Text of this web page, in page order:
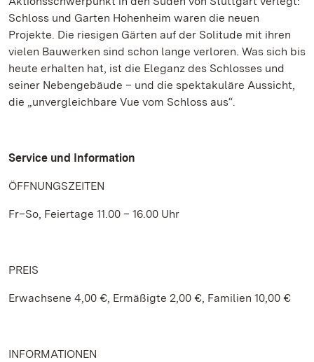
Schloss und Garten Hohenheim waren die neuen
Projekte. Die riesigen Gärten auf der Solitude mit ihren
vielen Bauwerken sind schon lange verloren. Was sich bis
heute erhalten hat, ist die Eleganz des Schlosses und
seiner Nebengebäude – und die spektakuläre Aussicht,
die „unvergleichbare Vue vom Schloss aus“.
Service und Information
ÖFFNUNGSZEITEN
Fr–So, Feiertage 11.00 – 16.00 Uhr
PREIS
Erwachsene 4,00 €, Ermäßigte 2,00 €, Familien 10,00 €
INFORMATIONEN